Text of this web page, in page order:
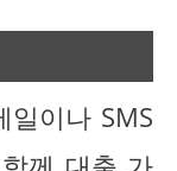
이나 SMS